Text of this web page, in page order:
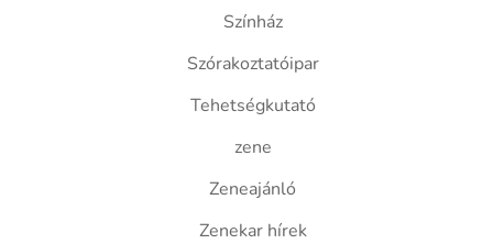
Színház
Szórakoztatóipar
Tehetségkutató
zene
Zeneajánló
Zenekar hírek